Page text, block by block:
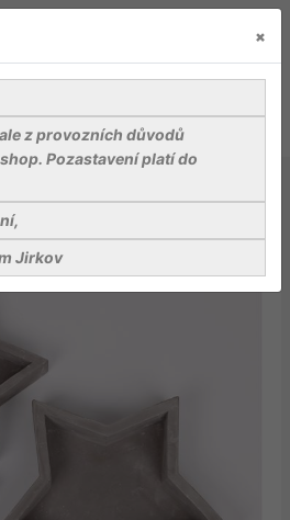
průměr 20 cm
×
z provozních důvodů
Pozastavení platí do
Jirkov